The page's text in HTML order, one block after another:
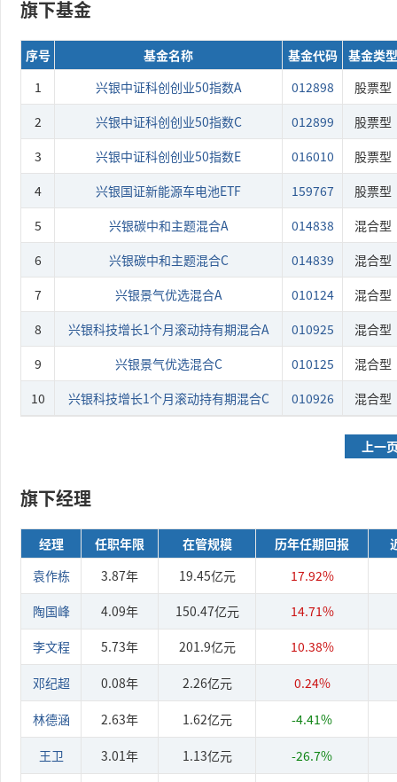
旗下基金
序号 基金名称 基金代码
基金类型
1
兴银中证科创创业50指数A 012898
股票型
2
兴银中证科创创业50指数C 012899
股票型
3
兴银中证科创创业50指数E 016010
股票型
4
兴银国证新能源车电池ETF 159767
股票型
5
兴银碳中和主题混合A 014838
混合型
6
兴银碳中和主题混合C 014839
混合型
7
兴银景气优选混合A 010124
混合型
8
兴银科技增长1个月滚动持有期混合A 010925
混合型
9
兴银景气优选混合C 010125
混合型
10
兴银科技增长1个月滚动持有期混合C 010926 混合型
上一
旗下经理
经理 任职年限 在管规模 历年任期回报
袁作栋
3.87年 19.45亿元
17.92%
陶国峰
4.09年 150.47亿元
14.71%
李文程
5.73年 201.9亿元 10.38%
邓纪超 0.08年 2.26亿元 0.24%
林德涵 2.63年 1.62亿元 -4.41%
王卫 3.01年 1.13亿元 -26.7%